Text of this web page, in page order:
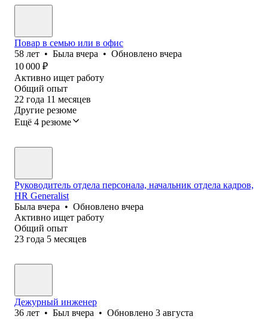
Повар в семью или в офис
58 лет • Была вчера • Обновлено вчера
10 000 ₽
Активно ищет работу
Общий опыт
22 года 11 месяцев
Другие резюме
Ещё 4 резюме
Руководитель отдела персонала, начальник отдела кадров,
HR Generalist
Была вчера • Обновлено вчера
Активно ищет работу
Общий опыт
23 года 5 месяцев
Дежурный инженер
36 лет • Был вчера • Обновлено 3 августа